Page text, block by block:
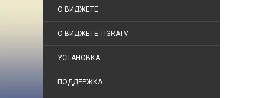
О ВИДЖЕТЕ
О ВИДЖЕТЕ TIGRATV
УСТАНОВКА
ПОДДЕРЖКА